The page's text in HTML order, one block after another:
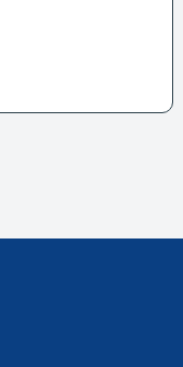
科目をカバーしており、患